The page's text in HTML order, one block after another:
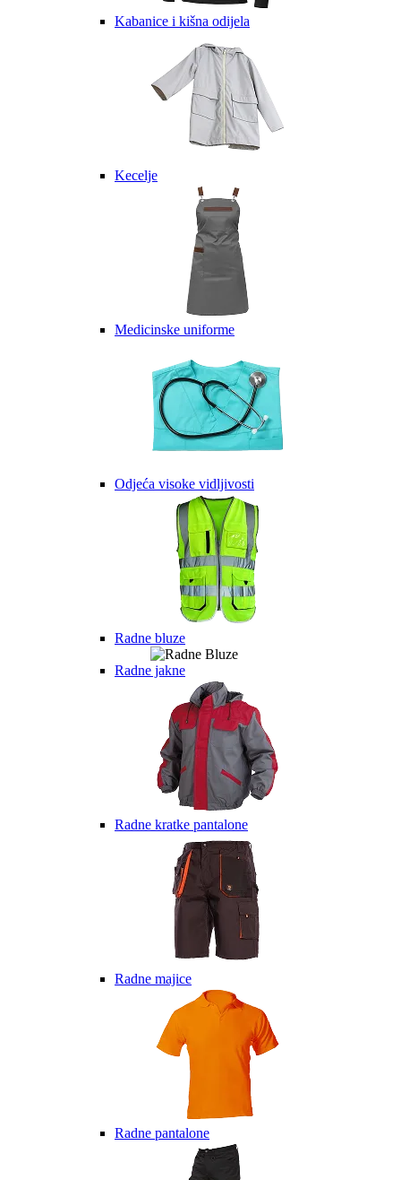
Kabanice i kišna odijela
Kecelje
Medicinske uniforme
Odjeća visoke vidljivosti
Radne bluze
Radne jakne
Radne kratke pantalone
Radne majice
Radne pantalone